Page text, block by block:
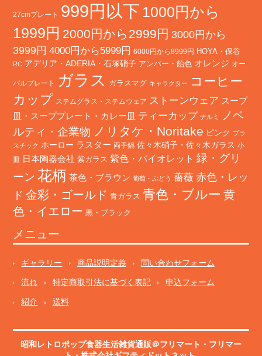
27cmプレート 999円以下 1000円から
1999円 2000円から2999円 3000円から
3999円 4000円から5999円 6000円から8999円 HOYA・保谷
RC アデリア・ADERIA・石塚硝子 アンバー・飴色 オレンジ オー
バルプレート ガラス ガラスマグ キャラクター
コーヒー
カップ ステムグラス・ステムウェア ストーンウェア スープ
皿・スーププレート・カレー皿 ティーカップ ナルミ
ノベ
ルティ・企業物 ノリタケ・Noritake ピンク プラ
スチック ホーロー ラスター 両手鍋 佐々木硝子・佐々木ガラス 小
皿
日本陶器会社 紫ガラス 紫色・バイオレット 緑・グリ
ーン 花柄 茶色・ブラウン 葡萄・ぶどう 薔薇 赤色・レッ
ド 金彩・ゴールド 青ガラス 青色・ブルー 黄
色・イエロー 黒・ブラック
メニュー
ギャラリー 商品説明定義 問い合わせフォーム
流れ 特定商取引法に基づく表記 申込フォーム
紹介 送料
昭和レトロポップ食器生活雑貨通販＠フリマート ・ フリマー